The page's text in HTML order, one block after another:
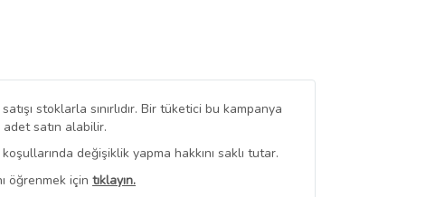
stoklarla sınırlıdır. Bir tüketici bu kampanya
satın alabilir.
değişiklik yapma hakkını saklı tutar.
öğrenmek için tıklayın.